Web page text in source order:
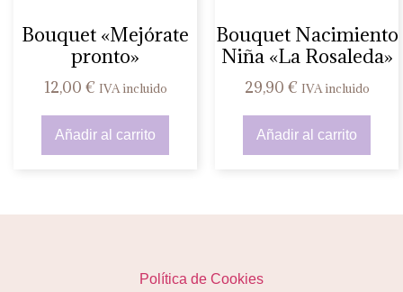
Bouquet «Mejórate
pronto»
12,00 € IVA incluido
Añadir al carrito
Bouquet Nacimiento
Niña «La Rosaleda»
29,90 € IVA incluido
Añadir al carrito
Política de Cookies